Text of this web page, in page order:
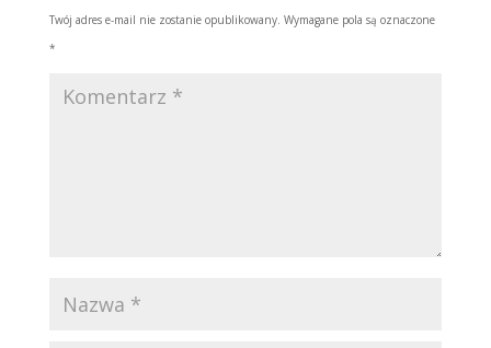
Twój adres e-mail nie zostanie opublikowany. Wymagane pola są oznaczone
*